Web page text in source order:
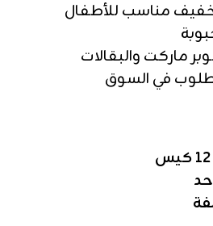
مناسب للأطفال
ماركت والبقالات
في السوق
12 كيس